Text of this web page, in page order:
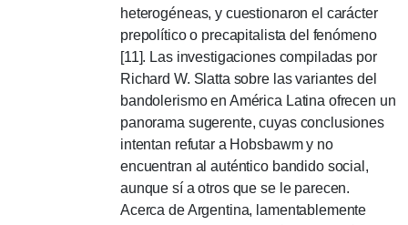
heterogéneas, y cuestionaron el carácter
prepolítico o precapitalista del fenómeno
[11]. Las investigaciones compiladas por
Richard W. Slatta sobre las variantes del
bandolerismo en América Latina ofrecen un
panorama sugerente, cuyas conclusiones
intentan refutar a Hobsbawm y no
encuentran al auténtico bandido social,
aunque sí a otros que se le parecen.
Acerca de Argentina, lamentablemente